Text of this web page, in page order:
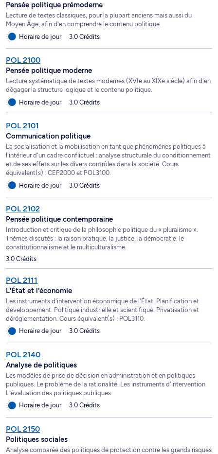
Pensée politique prémoderne
Lecture de textes classiques, pour la plupart anciens mais aussi du
Moyen Âge, afin d'en comprendre le contenu politique.
Horaire de jour
3.0 Crédits
POL 2100
Pensée politique moderne
Lecture systématique de textes modernes (XVIe au XIXe siècle) afin d'en
dégager la structure logique et le contenu politique.
Horaire de jour
3.0 Crédits
POL 2101
Communication politique
La socialisation et la mobilisation en tant que phénomènes politiques à
l'intérieur d'un cadre conflictuel : analyse structurale du conditionnement
et de ses effets sur les divers contrôles dans la société. Cours
équivalent(s) : CEP2000 et POL3100.
Horaire de jour
3.0 Crédits
POL 2102
Pensée politique contemporaine
Introduction et critique de la philosophie politique du « pluralisme ».
Thèmes discutés : la raison pratique, la justice, la démocratie, le
constitutionnalisme et le multiculturalisme.
3.0 Crédits
POL 2111
L'État et l'économie
Les instruments d'intervention économique de l'État. Planification et
développement. Politique industrielle et scientifique. Privatisation et
déréglementation. Cours équivalent(s) : POL3110.
Horaire de jour
3.0 Crédits
POL 2140
Analyse de politiques
Les modèles de prise de décision en administration et en politiques
publiques. Le problème de la rationalité. Les instruments d'intervention.
L'évaluation des politiques publiques.
Horaire de jour
3.0 Crédits
POL 2150
Politiques sociales
Analyse comparée des politiques de protection contre les grands risques